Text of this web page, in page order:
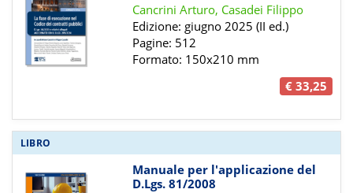
Cancrini Arturo, Casadei Filippo
Edizione: giugno 2025 (II ed.)
Pagine: 512
Formato: 150x210 mm
€ 33,25
LIBRO
Manuale per l'applicazione del
D.Lgs. 81/2008